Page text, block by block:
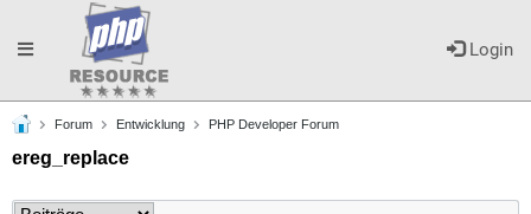
Login
Toggle
navigation
Forum Entwicklung PHP Developer Forum
ereg_replace